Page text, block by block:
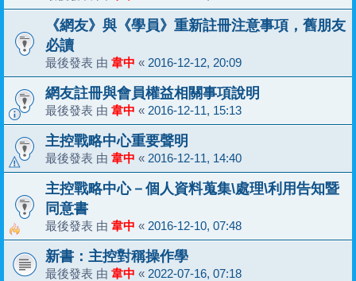
《網友》與《學員》重新註冊注意事項，舊朋友
必讀
最後發表 由 韋中 « 2016-12-12, 20:09
網友註冊與會員權益相關事項說明
最後發表 由 韋中 « 2016-12-11, 15:13
主控戰略中心重要聲明
最後發表 由 韋中 « 2016-12-11, 14:40
主控戰略中心－個人資料蒐集\處理\利用告知暨
同意書
最後發表 由 韋中 « 2016-12-10, 07:48
新書：主控對稱操作學
最後發表 由 韋中 « 2022-07-16, 07:18